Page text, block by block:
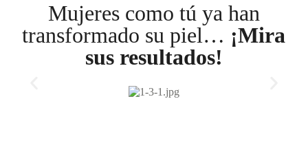
Mujeres como tú ya han
transformado su piel… ¡Mira
sus resultados!